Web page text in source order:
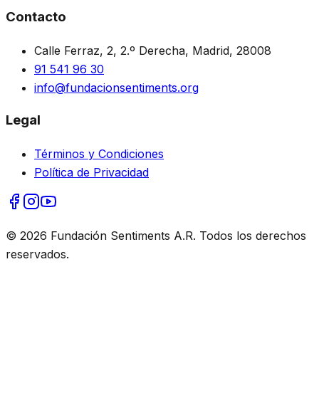
Contacto
Calle Ferraz, 2, 2.º Derecha, Madrid, 28008
91 541 96 30
info@fundacionsentiments.org
Legal
Términos y Condiciones
Política de Privacidad
© 2026 Fundación Sentiments A.R. Todos los derechos
reservados.